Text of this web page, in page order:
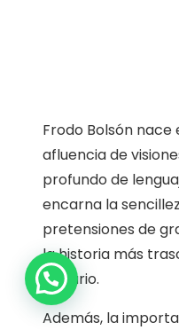
Frodo Bolsón
afluencia de
profundo de
encarna la
pretensiones de
la historia más
literario.
Además, la
1